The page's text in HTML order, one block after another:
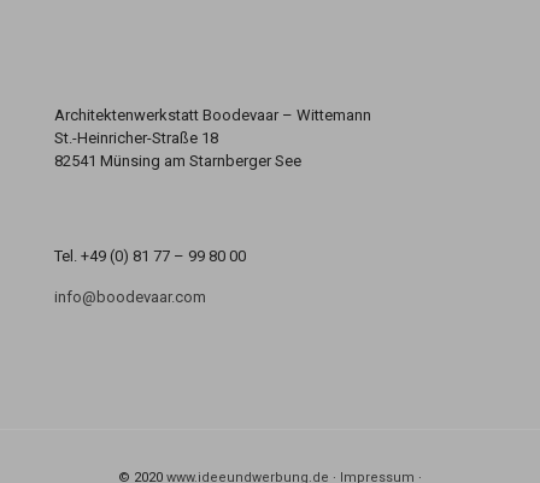
Architektenwerkstatt Boodevaar – Wittemann
St.-Heinricher-Straße 18
82541 Münsing am Starnberger See
Tel. +49 (0) 81 77 – 99 80 00
info@boodevaar.com
© 2020 www.ideeundwerbung.de · Impressum ·